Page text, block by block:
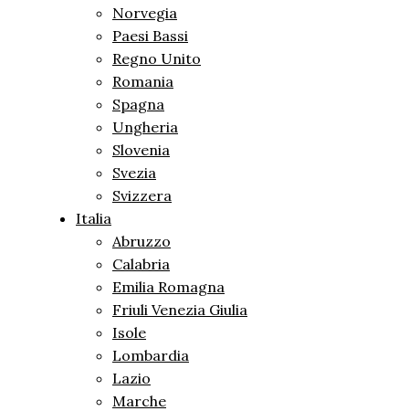
Norvegia
Paesi Bassi
Regno Unito
Romania
Spagna
Ungheria
Slovenia
Svezia
Svizzera
Italia
Abruzzo
Calabria
Emilia Romagna
Friuli Venezia Giulia
Isole
Lombardia
Lazio
Marche